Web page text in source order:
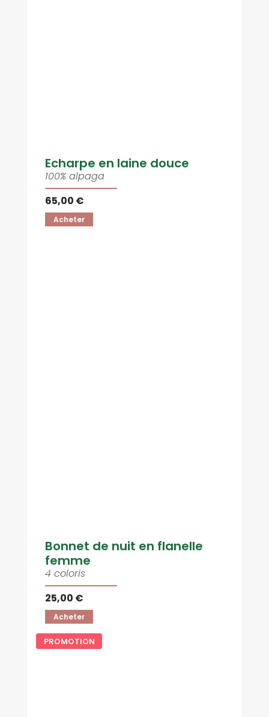
Echarpe en laine douce
100% alpaga
65,00 €
Acheter
Bonnet de nuit en flanelle
femme
4 coloris
25,00 €
Acheter
PROMOTION